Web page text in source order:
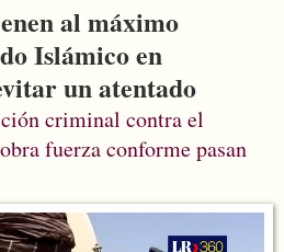
al máximo
Islámico en
un atentado
criminal contra el
fuerza conforme pasan